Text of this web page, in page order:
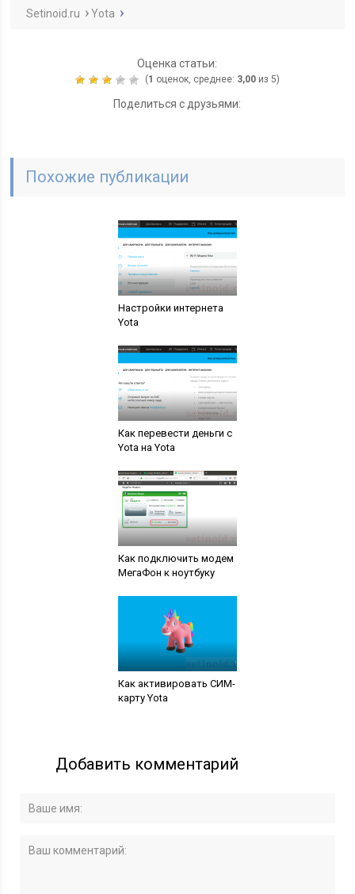
Setinoid.ru Yota
Оценка статьи:
(1 оценок, среднее: 3,00из 5)
Поделиться с друзьями:
Похожие публикации
Настройки интернета
Yota
Как перевести деньги с
Yota на Yota
Как подключить модем
МегаФон к ноутбуку
Как активировать СИМ-
карту Yota
Добавить комментарий